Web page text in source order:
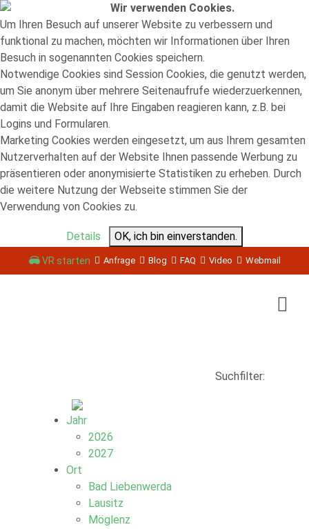
Wir verwenden Cookies.
Um Ihren Besuch auf unserer Website zu verbessern und
funktional zu machen, möchten wir Informationen über Ihren
Besuch in sogenannten Cookies speichern.
Notwendige Cookies sind Session Cookies, die genutzt werden,
um Sie anonym über mehrere Seitenaufrufe wiederzuerkennen,
damit die Website auf Ihre Eingaben reagieren kann, z.B. bei
Logins und Formularen.
Marketing Cookies werden eingesetzt, um aus Ihrem gesamten
Nutzerverhalten auf der Website Ihnen passende Werbung zu
präsentieren oder anonymisierte Statistiken zu erheben. Durch
die weitere Nutzung der Webseite stimmen Sie der
Verwendung von Cookies zu.
Details OK, ich bin einverstanden.
VR starten Anfrage Blog FAQ Video Webmail
Suchfilter:
Jahr
2026
2027
Ort
Bad Liebenwerda
Lausitz
Möglenz